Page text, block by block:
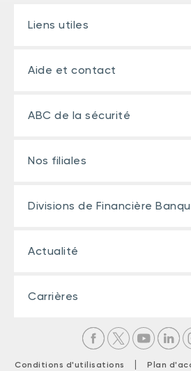
Liens utiles
Aide et contact
ABC de la sécurité
Nos filiales
Divisions de Financière
Actualité
Carrières
Conditions d'utilisations | Plan